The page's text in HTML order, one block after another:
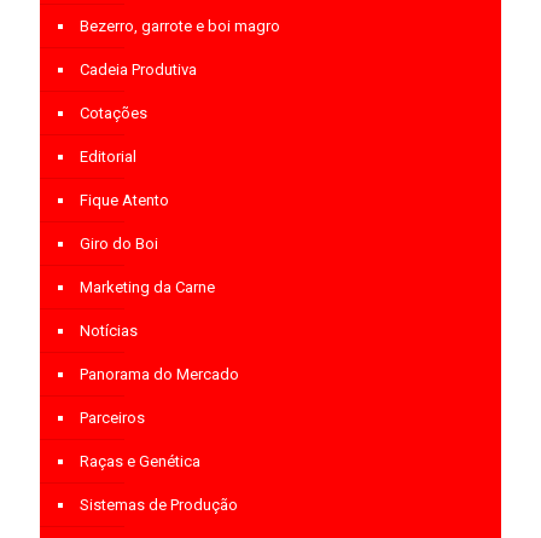
Bezerro, garrote e boi magro
Cadeia Produtiva
Cotações
Editorial
Fique Atento
Giro do Boi
Marketing da Carne
Notícias
Panorama do Mercado
Parceiros
Raças e Genética
Sistemas de Produção